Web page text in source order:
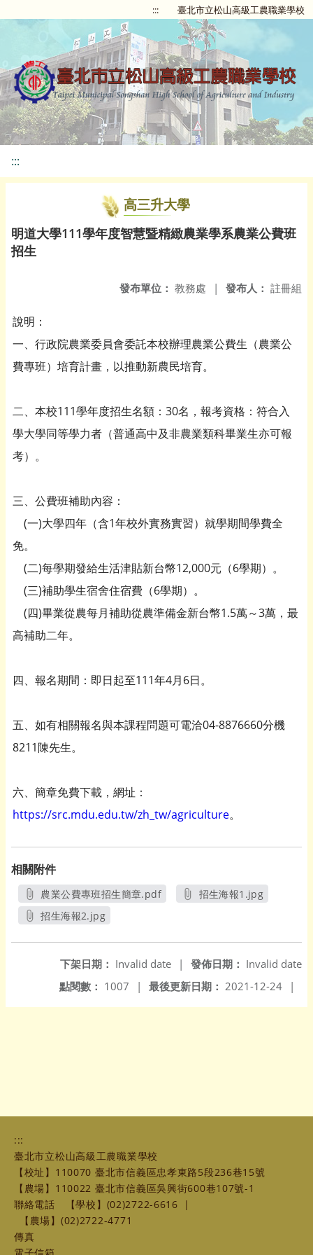
::: 臺北市立松山高級工農職業學校
:::
高三升大學
明道大學111學年度智慧暨精緻農業學系農業公費班
招生
發布人： 註冊組
發布單位： 教務處 |
說明：
一、行政院農業委員會委託本校辦理農業公費生（農業公
費專班）培育計畫，以推動新農民培育。
二、本校111學年度招生名額：30名，報考資格：符合入
學大學同等學力者（普通高中及非農業類科畢業生亦可報
考）。
三、公費班補助內容：
(一)大學四年（含1年校外實務實習）就學期間學費全
免。
(二)每學期發給生活津貼新台幣12,000元（6學期）。
(三)補助學生宿舍住宿費（6學期）。
(四)畢業從農每月補助從農準備金新台幣1.5萬～3萬，最
高補助二年。
四、報名期間：即日起至111年4月6日。
五、如有相關報名與本課程問題可電洽04-8876660分機
8211陳先生。
六、簡章免費下載，網址：
https://src.mdu.edu.tw/zh_tw/agriculture。
相關附件
農業公費專班招生簡章.pdf
另開新視窗
招生海報1.jpg
招生海報2.jpg
發佈日期： Invalid date
下架日期： Invalid date
|
最後更新日期： 2021-12-24 |
點閱數： 1007 |
:::
臺北市立松山高級工農職業學校
【校址】110070 臺北市信義區忠孝東路5段236巷15號
【農場】110022 臺北市信義區吳興街600巷107號-1
聯絡電話
【學校】(02)2722-6616
|
【農場】(02)2722-4771
傳真